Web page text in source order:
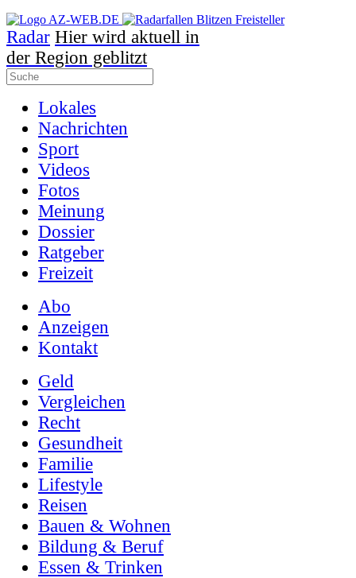
Radar Hier wird aktuell in
der Region geblitzt
Lokales
Nachrichten
Sport
Videos
Fotos
Meinung
Dossier
Ratgeber
Freizeit
Abo
Anzeigen
Kontakt
Geld
Vergleichen
Recht
Gesundheit
Familie
Lifestyle
Reisen
Bauen & Wohnen
Bildung & Beruf
Essen & Trinken